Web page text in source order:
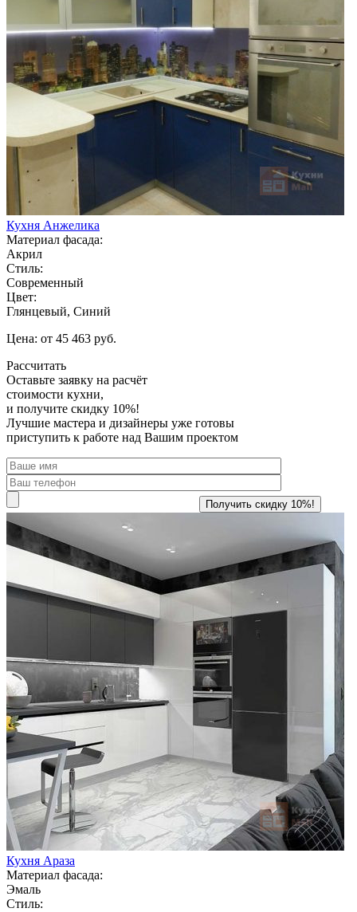
Кухня Анжелика
Материал фасада:
Акрил
Стиль:
Современный
Цвет:
Глянцевый, Синий
Цена: от 45 463 руб.
Рассчитать
Оставьте заявку на расчёт
стоимости кухни,
и получите скидку 10%!
Лучшие мастера и дизайнеры уже готовы
приступить к работе над Вашим проектом
Кухня Араза
Материал фасада:
Эмаль
Стиль: